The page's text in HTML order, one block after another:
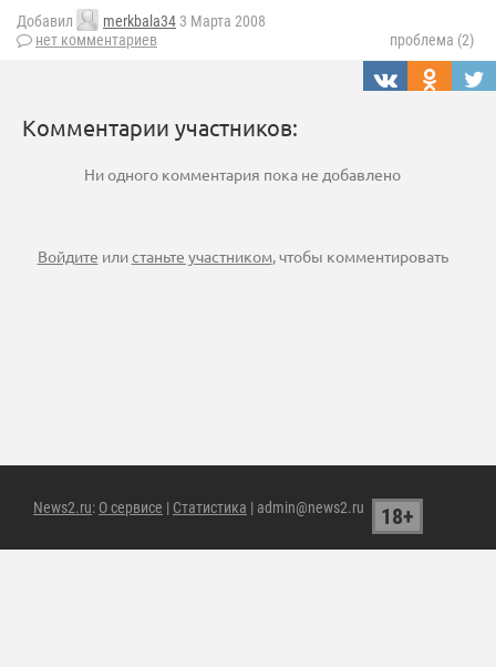
Добавил merkbala34 3 Марта 2008
нет комментариев
проблема (2)
Комментарии участников:
Ни одного комментария пока не добавлено
Войдите илистаньте участником, чтобы комментировать
News2.ru: О сервисе | Статистика | admin@news2.ru 18+